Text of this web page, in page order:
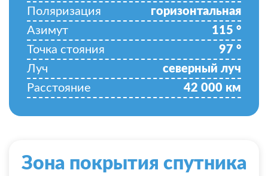
Поляризация
горизонтальная
Азимут
115 °
Точка стояния
97 °
Луч
северный луч
Расстояние
42 000 км
Зона покрытия спутника